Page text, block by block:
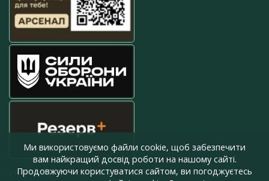
press@armyinform.com.ua
Ми використовуємо файли cookie, щоб забезпечити
вам найкращий досвід роботи на нашому сайті.
Продовжуючи користуватися сайтом, ви погоджуєтесь